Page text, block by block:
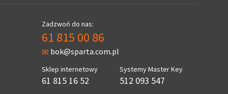
Zadzwoń do nas:
61 815 00 86
bok@sparta.com.pl
Sklep internetowy
61 815 16 52
Systemy Master Key
512 093 547